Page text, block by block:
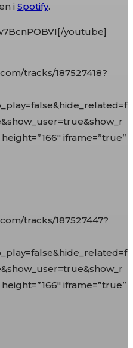
i Spotify.
youtube]
tracks/187527418?
iframe=”true”
tracks/187527447?
iframe=”true”